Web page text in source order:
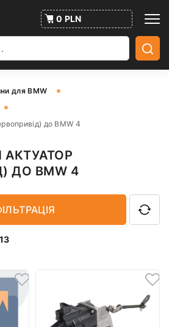
0 PLN
для BMW
до BMW 4
ДО BMW 4
13